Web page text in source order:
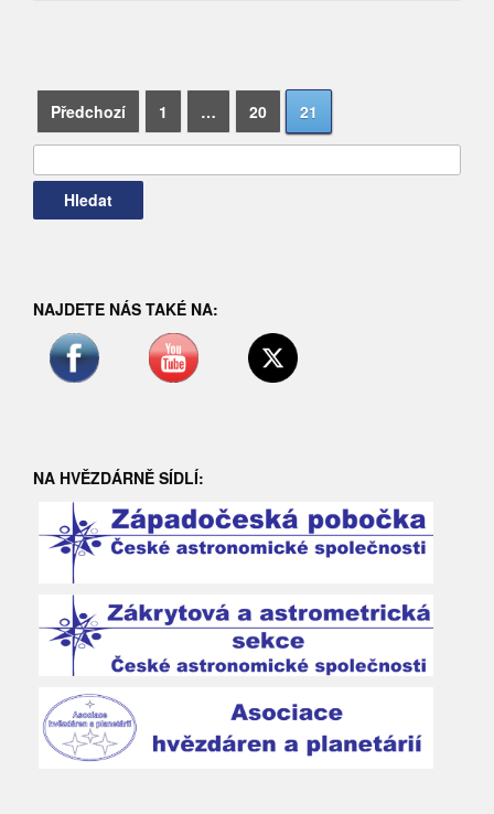
Navigace
pro
příspěvky
Předchozí 1 … 20 21
Vyhledávání
NAJDETE NÁS TAKÉ NA:
NA HVĚZDÁRNĚ SÍDLÍ: